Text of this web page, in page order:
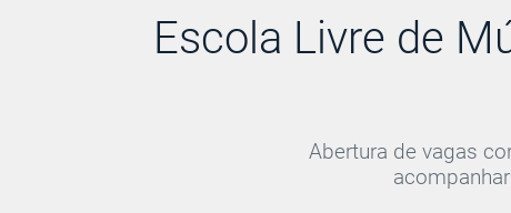
Escola Livre de
Abertura de vagas